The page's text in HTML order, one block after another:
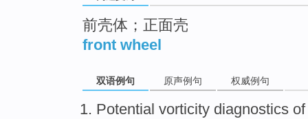
前壳体；正面壳
front wheel
双语例句 原声例句 权威例句
Potential vorticity diagnostics